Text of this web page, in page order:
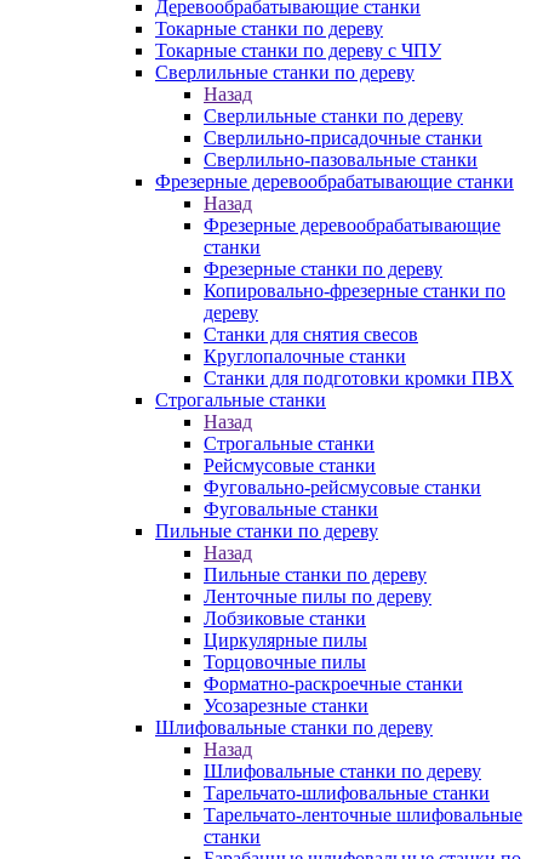
Деревообрабатывающие станки
Токарные станки по дереву
Токарные станки по дереву с ЧПУ
Сверлильные станки по дереву
Назад
Сверлильные станки по дереву
Сверлильно-присадочные станки
Сверлильно-пазовальные станки
Фрезерные деревообрабатывающие станки
Назад
Фрезерные деревообрабатывающие
станки
Фрезерные станки по дереву
Копировально-фрезерные станки по
дереву
Станки для снятия свесов
Круглопалочные станки
Станки для подготовки кромки ПВХ
Строгальные станки
Назад
Строгальные станки
Рейсмусовые станки
Фуговально-рейсмусовые станки
Фуговальные станки
Пильные станки по дереву
Назад
Пильные станки по дереву
Ленточные пилы по дереву
Лобзиковые станки
Циркулярные пилы
Торцовочные пилы
Форматно-раскроечные станки
Усозарезные станки
Шлифовальные станки по дереву
Назад
Шлифовальные станки по дереву
Тарельчато-шлифовальные станки
Тарельчато-ленточные шлифовальные
станки